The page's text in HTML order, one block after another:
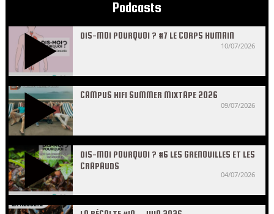
Podcasts
DIS-MOI POURQUOI ? #7 LE CORPS HUMAIN
10/07/2026
CAMPUS HIFI SUMMER MIXTAPE 2026
09/07/2026
DIS-MOI POURQUOI ? #6 LES GRENOUILLES ET LES
CRAPAUDS
04/07/2026